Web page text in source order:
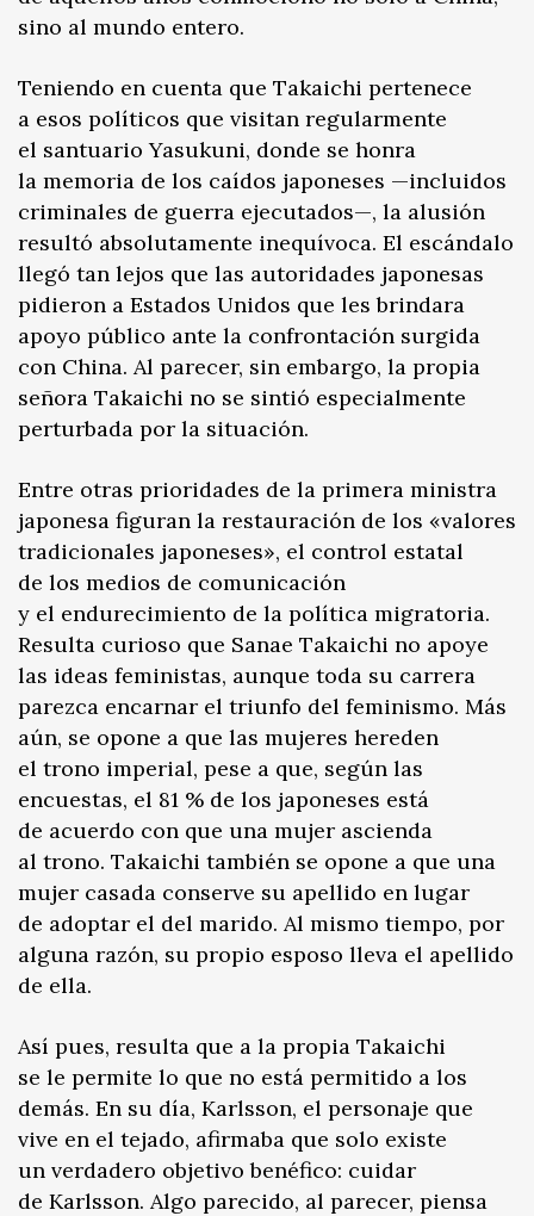
sino al mundo entero.
Teniendo en cuenta que Takaichi pertenece
a esos políticos que visitan regularmente
el santuario Yasukuni, donde se honra
la memoria de los caídos japoneses —incluidos
criminales de guerra ejecutados—, la alusión
resultó absolutamente inequívoca. El escándalo
llegó tan lejos que las autoridades japonesas
pidieron a Estados Unidos que les brindara
apoyo público ante la confrontación surgida
con China. Al parecer, sin embargo, la propia
señora Takaichi no se sintió especialmente
perturbada por la situación.
Entre otras prioridades de la primera ministra
japonesa figuran la restauración de los «valores
tradicionales japoneses», el control estatal
de los medios de comunicación
y el endurecimiento de la política migratoria.
Resulta curioso que Sanae Takaichi no apoye
las ideas feministas, aunque toda su carrera
parezca encarnar el triunfo del feminismo. Más
aún, se opone a que las mujeres hereden
el trono imperial, pese a que, según las
encuestas, el 81 % de los japoneses está
de acuerdo con que una mujer ascienda
al trono. Takaichi también se opone a que una
mujer casada conserve su apellido en lugar
de adoptar el del marido. Al mismo tiempo, por
alguna razón, su propio esposo lleva el apellido
de ella.
Así pues, resulta que a la propia Takaichi
se le permite lo que no está permitido a los
demás. En su día, Karlsson, el personaje que
vive en el tejado, afirmaba que solo existe
un verdadero objetivo benéfico: cuidar
de Karlsson. Algo parecido, al parecer, piensa